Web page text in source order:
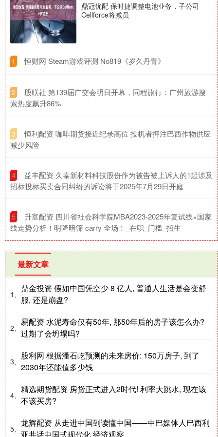
鼎冠优配 保时捷调整电池业务，子公司
Cellforce将减员
1 ​恒财网 Steam游戏评测 No819《岁久丹青》
2
​股联社 第139届广交会明日开幕，同程旅行：广州旅游搜
索热度飙升86%
3
​恒利配资 咖啡期货接近纪录高位 投机者押注巴西作物供应
减少风险
4
​益丰配资 久泰新材料科技股份作为被告被上诉人的1起涉及
招标投标买卖合同纠纷的诉讼将于2025年7月29日开庭
5
​升富配资 四川省社会科学院MBA2023-2025年复试线×国家
线走势分析！明降暗筛 carry 全场！_在职_门槛_招生
最新文章
1、
鼎金投资 假如中国凭空少 8 亿人, 普通人生活是会变舒
服, 还是崩盘?
2、
易配资 水泥寿命仅有50年, 那50年后的房子该怎么办?
过期了会坍塌吗?
3、
股利网 根据潘石屹预测的未来房价: 150万房子, 到了
2030年还能值多少钱
4、
精选期货配资 房贷正式进入2时代! 利率大跳水, 现在该
不该买房?
5、
龙辉配资 从走进中国到读懂中国——中巴媒体人巴西利
亚共话中国式现代化 经济观察